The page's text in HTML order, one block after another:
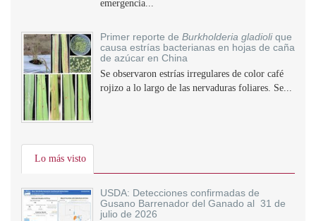
emergencia...
Primer reporte de Burkholderia gladiolique
causa estrías bacterianas en hojas de caña
de azúcar en China
Se observaron estrías irregulares de color café
rojizo a lo largo de las nervaduras foliares. Se...
Lo más visto
USDA: Detecciones confirmadas de
Gusano Barrenador del Ganado al 31 de
julio de 2026